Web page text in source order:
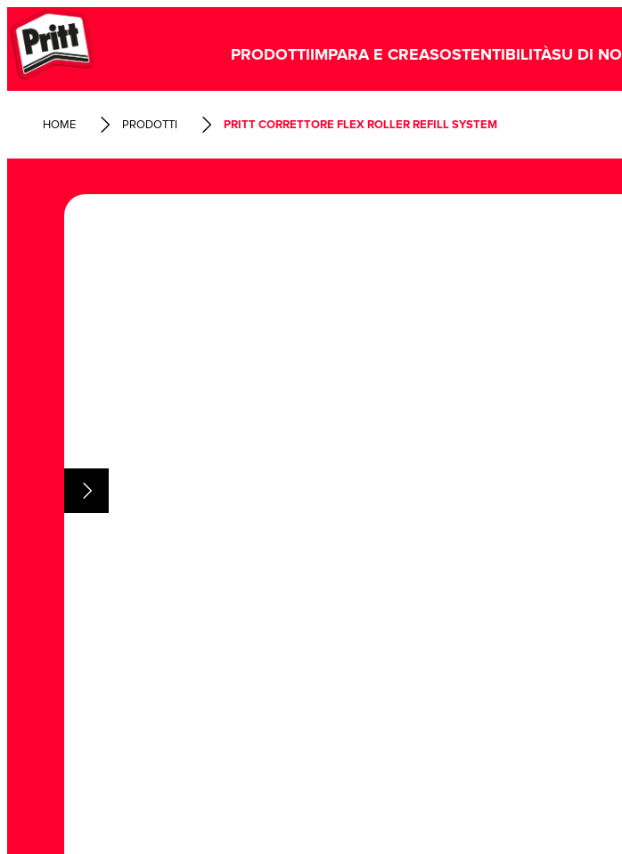
PRODOTTI IMPARA E CREASOSTENTIBILITÀSU DI NOI
HOME PRODOTTI PRITT CORRETTORE FLEX ROLLER REFILL SYSTEM